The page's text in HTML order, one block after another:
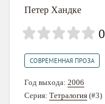
Петер Хандке
СОВРЕМЕННАЯ ПРОЗА
Год выхода: 2006
Серия: Тетралогия (#3)